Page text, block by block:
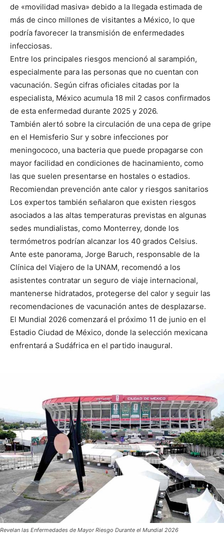
de «movilidad masiva» debido a la llegada estimada de
más de cinco millones de visitantes a México, lo que
podría favorecer la transmisión de enfermedades
infecciosas.
Entre los principales riesgos mencionó al sarampión,
especialmente para las personas que no cuentan con
vacunación. Según cifras oficiales citadas por la
especialista, México acumula 18 mil 2 casos confirmados
de esta enfermedad durante 2025 y 2026.
También alertó sobre la circulación de una cepa de gripe
en el Hemisferio Sur y sobre infecciones por
meningococo, una bacteria que puede propagarse con
mayor facilidad en condiciones de hacinamiento, como
las que suelen presentarse en hostales o estadios.
Recomiendan prevención ante calor y riesgos sanitarios
Los expertos también señalaron que existen riesgos
asociados a las altas temperaturas previstas en algunas
sedes mundialistas, como Monterrey, donde los
termómetros podrían alcanzar los 40 grados Celsius.
Ante este panorama, Jorge Baruch, responsable de la
Clínica del Viajero de la UNAM, recomendó a los
asistentes contratar un seguro de viaje internacional,
mantenerse hidratados, protegerse del calor y seguir las
recomendaciones de vacunación antes de desplazarse.
El Mundial 2026 comenzará el próximo 11 de junio en el
Estadio Ciudad de México, donde la selección mexicana
enfrentará a Sudáfrica en el partido inaugural.
Revelan las Enfermedades de Mayor Riesgo Durante el Mundial 2026